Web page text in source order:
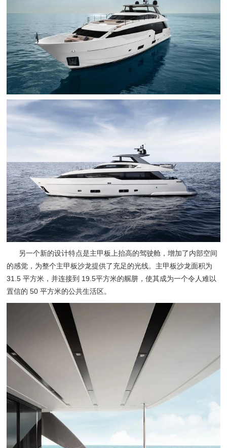
另一个新的设计特点是主甲板上抬高的驾驶舱，增加了内部空间
的感觉，为整个主甲板沙龙提供了充足的光线。主甲板沙龙面积为
31.5 平方米，并连接到 19.5平方米的艉肼，使其成为一个令人难以
置信的 50 平方米的公共生活区。